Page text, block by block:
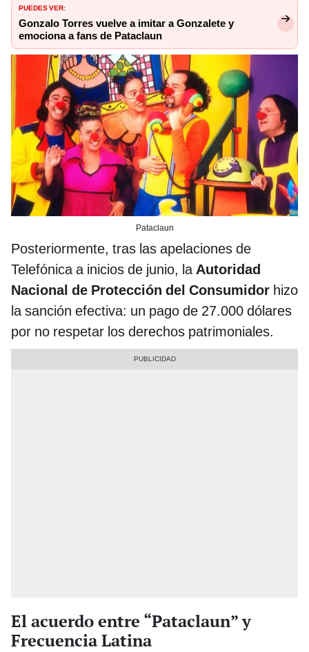
PUEDES VER:
Gonzalo Torres vuelve a imitar a Gonzalete y
emociona a fans de Pataclaun
Pataclaun
Posteriormente, tras las apelaciones de
Telefónica a inicios de junio, laAutoridad
Nacional de Protección del Consumidor hizo
la sanción efectiva: un pago de 27.000 dólares
por no respetar los derechos patrimoniales.
El acuerdo entre “Pataclaun” y
Frecuencia Latina